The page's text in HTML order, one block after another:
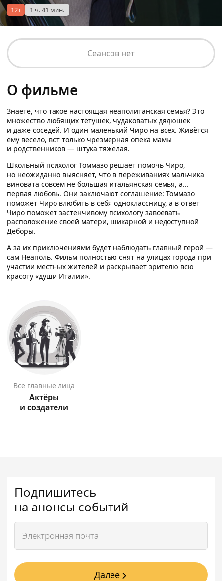
12+ 1 ч. 41 мин.
Сеансов нет
О фильме
Знаете, что такое настоящая неаполитанская семья? Это
множество любящих тётушек, чудаковатых дядюшек
и даже соседей. И один маленький Чиро на всех. Живётся
ему весело, вот только чрезмерная опека мамы
и родственников — штука тяжелая.
Школьный психолог Томмазо решает помочь Чиро,
но неожиданно выясняет, что в переживаниях мальчика
виновата совсем не большая итальянская семья, а...
первая любовь. Они заключают соглашение: Томмазо
поможет Чиро влюбить в себя одноклассницу, а в ответ
Чиро поможет застенчивому психологу завоевать
расположение своей матери, шикарной и недоступной
Деборы.
А за их приключениями будет наблюдать главный герой —
сам Неаполь. Фильм полностью снят на улицах города при
участии местных жителей и раскрывает зрителю всю
красоту «души Италии».
Все главные лица
Актёры
и создатели
Подпишитесь
на анонсы событий
Далее